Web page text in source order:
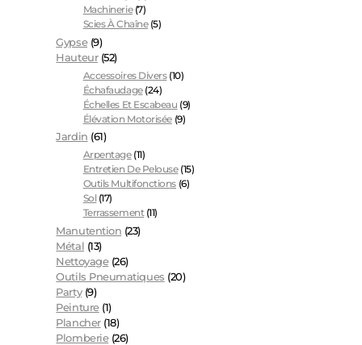
Machinerie (7)
Scies À Chaîne (5)
Gypse (9)
Hauteur (52)
Accessoires Divers (10)
Échafaudage (24)
Échelles Et Escabeau (9)
Élévation Motorisée (9)
Jardin (61)
Arpentage (11)
Entretien De Pelouse (15)
Outils Multifonctions (6)
Sol (17)
Terrassement (11)
Manutention (23)
Métal (13)
Nettoyage (26)
Outils Pneumatiques (20)
Party (9)
Peinture (1)
Plancher (18)
Plomberie (26)